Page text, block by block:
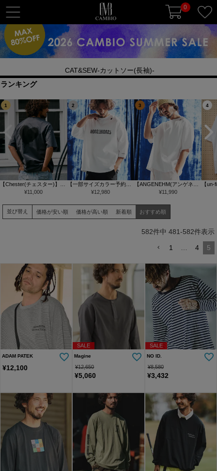
0
t
o
g
l
n
v
a
t
i
o
n
CAT&SEW-カットソー(長袖)-
ランキング
1
【Chester(チェスター)】
【予約販売サイズ・カラー
シャツ(10014)
¥11,000
2
【一部サイズカラー予約販
売9月下旬～10月上旬入
4 Sleeve T-shirt 7分袖カッ
¥12,980
3
【ANGENEHM(アンゲネー
ム)】Interlock Fabric T-shirt
¥11,990
4
【
並び替え 価格が安い順 価格が高い順 新着順 おすすめ順
582件中 481-582件表示
1 4 5
ADAM PATEK
¥12,100
SALE
Magine
¥12,650
¥5,060
SALE
NO ID.
¥8,580
¥3,432